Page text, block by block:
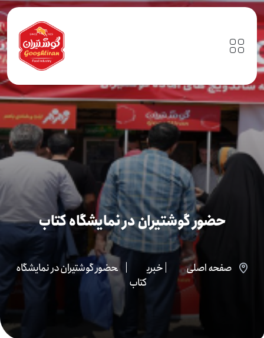
حضور گوشتیران در نمایشگاه کتاب
صفحه اصلی خبری
حضور گوشتیران در نمایشگاه
کتاب